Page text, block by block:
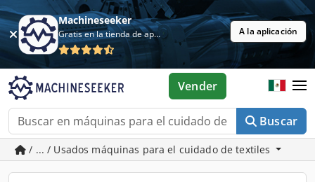
Machineseeker
Gratis en la tienda de aplicaciones A la aplicación
Buscar
Vender
/ ... / Usados máquinas para el cuidado de textiles